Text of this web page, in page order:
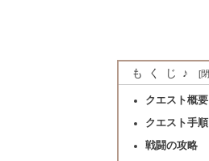
もくじ♪
クエスト概要
クエスト手順
戦闘の攻略